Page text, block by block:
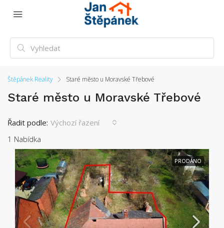
Štěpánek Reality Staré město u Moravské Třebové
Staré město u Moravské Třebové
1 Nabídka
Řadit podle: Výchozí řazení
PRODÁNO